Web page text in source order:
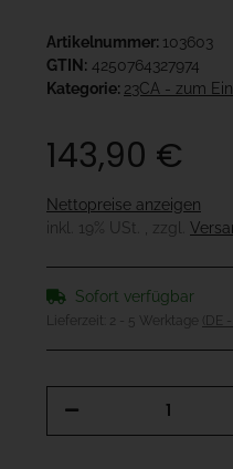
Artikelnummer: 103603
GTIN: 4250764327974
Kategorie: 23CA - zum
143,90 €
Nettopreise anzeigen
inkl. 19% USt. , zzgl.
Sofort verfügbar
Lieferzeit: 2 - 5 Werktage (DE